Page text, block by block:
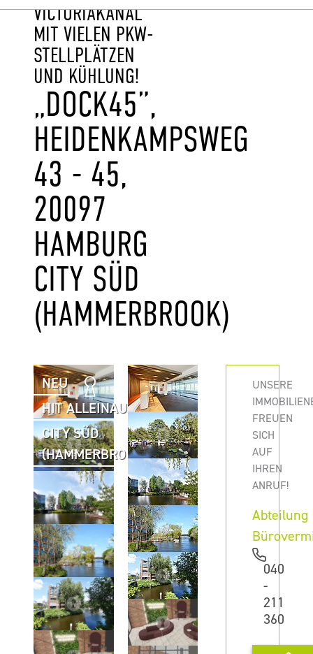
VICTORIAKANAL
MIT VIELEN PKW-
STELLPLÄTZEN
UND KÜHLUNG!
„DOCK45”,
HEIDENKAMPSWEG
43 - 45,
20097
HAMBURG
CITY SÜD
(HAMMERBROOK)
NEU
HIT ALLEINAUFTRAG
CITY SÜD
(HAMMERBROOK)
UNSERE
FREUEN
SICH
AUF
IHREN
ANRUF!
Abteilung
040
-
211
360